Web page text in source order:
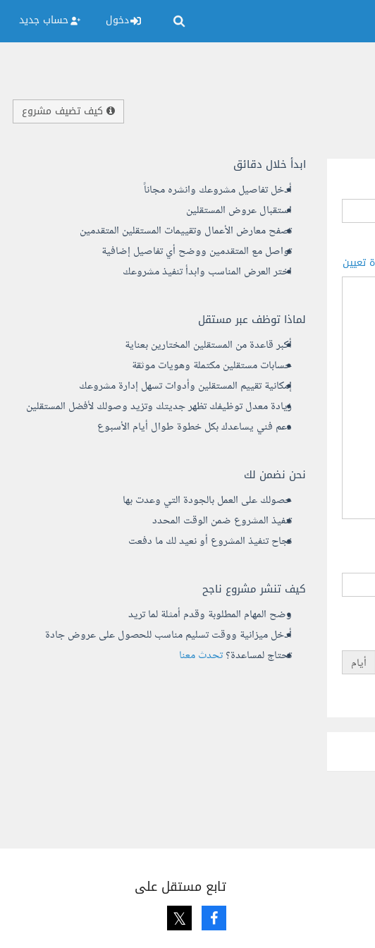
دخول حساب جديد
كيف تضيف مشروع
ابدأ خلال دقائق
أدخل تفاصيل مشروعك وانشره مجاناً
استقبال عروض المستقلين
تصفح معارض الأعمال وتقييمات المستقلين المتقدمين
تواصل مع المتقدمين ووضح أي تفاصيل إضافية
اختر العرض المناسب وابدأ تنفيذ مشروعك
لماذا توظف عبر مستقل
أكبر قاعدة من المستقلين المختارين بعناية
حسابات مستقلين مكتملة وهويات موثقة
إمكانية تقييم المستقلين وأدوات تسهل إدارة مشروعك
زيادة معدل توظيفك تظهر جديتك وتزيد وصولك لأفضل المستقلين
دعم فني يساعدك بكل خطوة طوال أيام الأسبوع
نحن نضمن لك
حصولك على العمل بالجودة التي وعدت بها
تنفيذ المشروع ضمن الوقت المحدد
نجاح تنفيذ المشروع أو نعيد لك ما دفعت
كيف تنشر مشروع ناجح
وضح المهام المطلوبة وقدم أمثلة لما تريد
أدخل ميزانية ووقت تسليم مناسب للحصول على عروض جادة
تحتاج لمساعدة؟تحدث معنا
تعيين
أيام
تابع مستقل على
Facebook
Twitter